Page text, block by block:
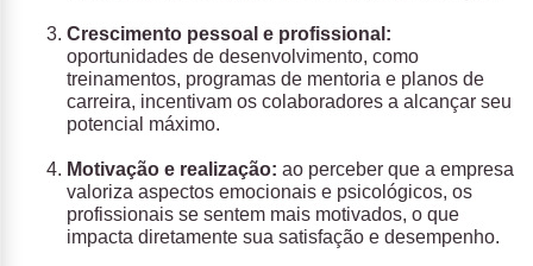
Crescimento pessoal e profissional:
oportunidades de desenvolvimento, como
treinamentos, programas de mentoria e planos de
carreira, incentivam os colaboradores a alcançar seu
potencial máximo.
Motivação e realização: ao perceber que a empresa
valoriza aspectos emocionais e psicológicos, os
profissionais se sentem mais motivados, o que
impacta diretamente sua satisfação e desempenho.